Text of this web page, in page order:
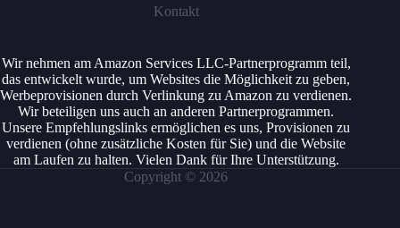
Kontakt
Wir nehmen am Amazon Services LLC-Partnerprogramm teil,
das entwickelt wurde, um Websites die Möglichkeit zu geben,
Werbeprovisionen durch Verlinkung zu Amazon zu verdienen.
Wir beteiligen uns auch an anderen Partnerprogrammen.
Unsere Empfehlungslinks ermöglichen es uns, Provisionen zu
verdienen (ohne zusätzliche Kosten für Sie) und die Website
am Laufen zu halten. Vielen Dank für Ihre Unterstützung.
Copyright © 2026